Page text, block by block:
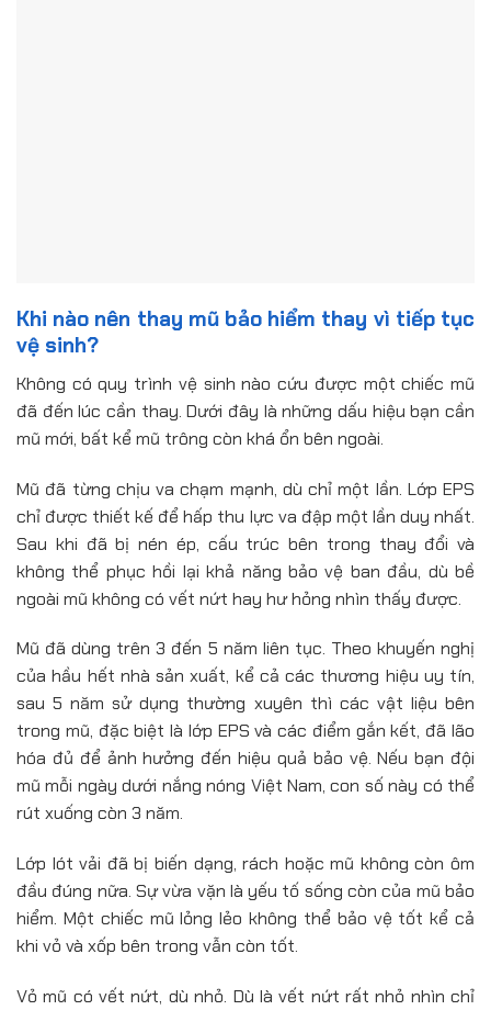
Khi nào nên thay mũ bảo hiểm thay vì tiếp tục
vệ sinh?
Không có quy trình vệ sinh nào cứu được một chiếc mũ
đã đến lúc cần thay. Dưới đây là những dấu hiệu bạn cần
mũ mới, bất kể mũ trông còn khá ổn bên ngoài.
Mũ đã từng chịu va chạm mạnh, dù chỉ một lần. Lớp EPS
chỉ được thiết kế để hấp thu lực va đập một lần duy nhất.
Sau khi đã bị nén ép, cấu trúc bên trong thay đổi và
không thể phục hồi lại khả năng bảo vệ ban đầu, dù bề
ngoài mũ không có vết nứt hay hư hỏng nhìn thấy được.
Mũ đã dùng trên 3 đến 5 năm liên tục. Theo khuyến nghị
của hầu hết nhà sản xuất, kể cả các thương hiệu uy tín,
sau 5 năm sử dụng thường xuyên thì các vật liệu bên
trong mũ, đặc biệt là lớp EPS và các điểm gắn kết, đã lão
hóa đủ để ảnh hưởng đến hiệu quả bảo vệ. Nếu bạn đội
mũ mỗi ngày dưới nắng nóng Việt Nam, con số này có thể
rút xuống còn 3 năm.
Lớp lót vải đã bị biến dạng, rách hoặc mũ không còn ôm
đầu đúng nữa. Sự vừa vặn là yếu tố sống còn của mũ bảo
hiểm. Một chiếc mũ lỏng lẻo không thể bảo vệ tốt kể cả
khi vỏ và xốp bên trong vẫn còn tốt.
Vỏ mũ có vết nứt, dù nhỏ. Dù là vết nứt rất nhỏ nhìn chỉ